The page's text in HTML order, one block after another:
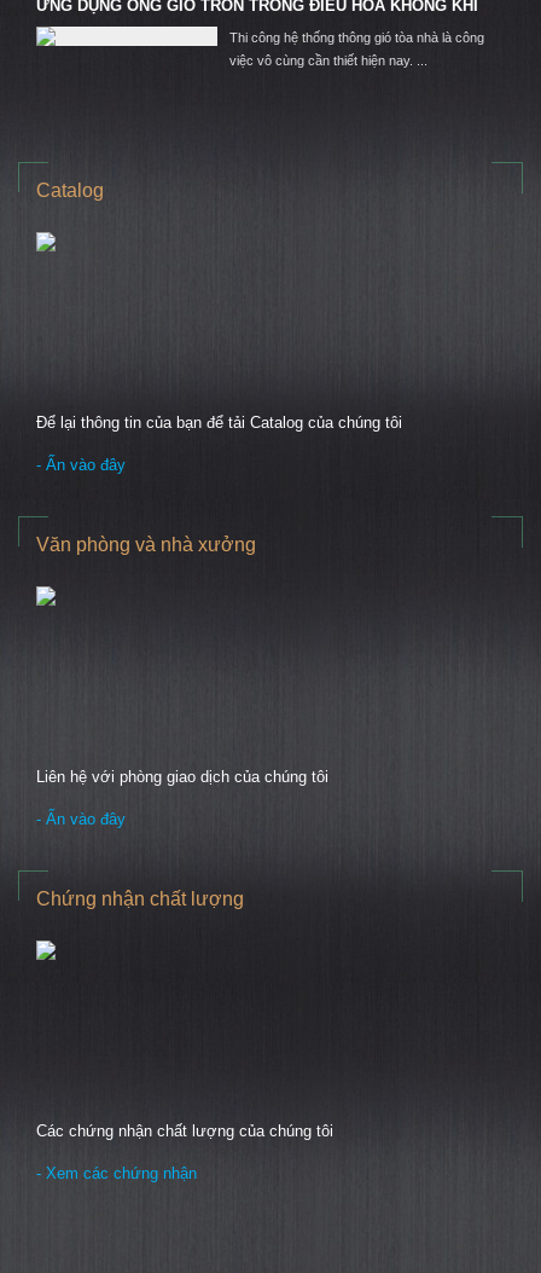
ỨNG DỤNG ỐNG GIÓ TRÒN TRONG ĐIỀU HÒA KHÔNG KHÍ
Thi công hệ thống thông gió tòa nhà là công
việc vô cùng cần thiết hiện nay. ...
Catalog
Để lại thông tin của bạn để tải Catalog của chúng tôi
- Ấn vào đây
Văn phòng và nhà xưởng
Liên hệ với phòng giao dịch của chúng tôi
- Ấn vào đây
Chứng nhận chất lượng
Các chứng nhận chất lượng của chúng tôi
- Xem các chứng nhận